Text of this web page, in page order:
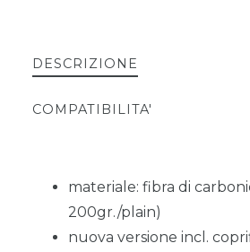
DESCRIZIONE
COMPATIBILITA'
materiale: fibra di
200gr./plain)
nuova versione incl.